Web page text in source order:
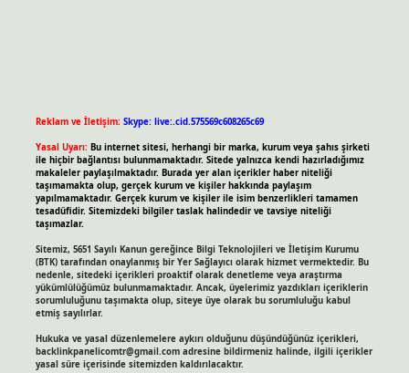
Reklam ve İletişim: Skype: live:.cid.575569c608265c69
Yasal Uyarı: Bu internet sitesi, herhangi bir marka, kurum veya şahıs şirketi
ile hiçbir bağlantısı bulunmamaktadır. Sitede yalnızca kendi hazırladığımız
makaleler paylaşılmaktadır. Burada yer alan içerikler haber niteliği
taşımamakta olup, gerçek kurum ve kişiler hakkında paylaşım
yapılmamaktadır. Gerçek kurum ve kişiler ile isim benzerlikleri tamamen
tesadüfidir. Sitemizdeki bilgiler taslak halindedir ve tavsiye niteliği
taşımazlar.
Sitemiz, 5651 Sayılı Kanun gereğince Bilgi Teknolojileri ve İletişim Kurumu
(BTK) tarafından onaylanmış bir Yer Sağlayıcı olarak hizmet vermektedir. Bu
nedenle, sitedeki içerikleri proaktif olarak denetleme veya araştırma
yükümlülüğümüz bulunmamaktadır. Ancak, üyelerimiz yazdıkları içeriklerin
sorumluluğunu taşımakta olup, siteye üye olarak bu sorumluluğu kabul
etmiş sayılırlar.
Hukuka ve yasal düzenlemelere aykırı olduğunu düşündüğünüz içerikleri,
backlinkpanelicomtr@gmail.comadresine bildirmeniz halinde, ilgili içerikler
yasal süre içerisinde sitemizden kaldırılacaktır.